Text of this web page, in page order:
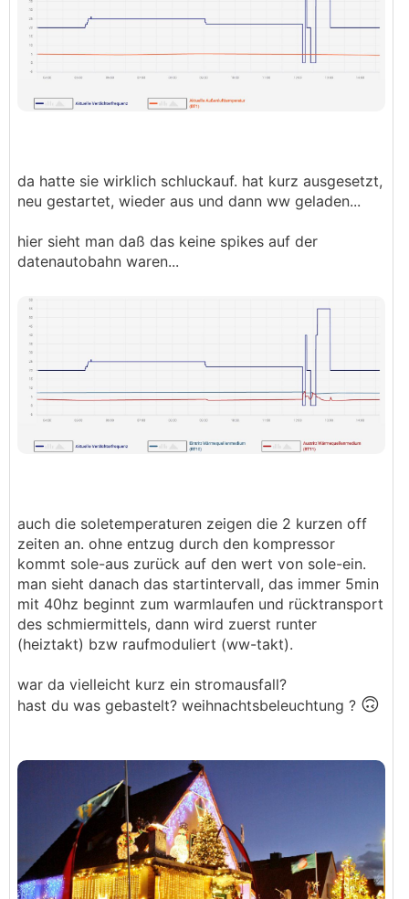
da hatte sie wirklich schluckauf. hat kurz ausgesetzt,
neu gestartet, wieder aus und dann ww geladen...
hier sieht man daß das keine spikes auf der
datenautobahn waren...
auch die soletemperaturen zeigen die 2 kurzen off
zeiten an. ohne entzug durch den kompressor
kommt sole-aus zurück auf den wert von sole-ein.
man sieht danach das startintervall, das immer 5min
mit 40hz beginnt zum warmlaufen und rücktransport
des schmiermittels, dann wird zuerst runter
(heiztakt) bzw raufmoduliert (ww-takt).
war da vielleicht kurz ein stromausfall?
hast du was gebastelt? weihnachtsbeleuchtung ? 🙃